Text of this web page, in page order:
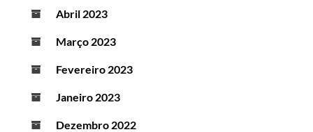
Abril 2023
Março 2023
Fevereiro 2023
Janeiro 2023
Dezembro 2022